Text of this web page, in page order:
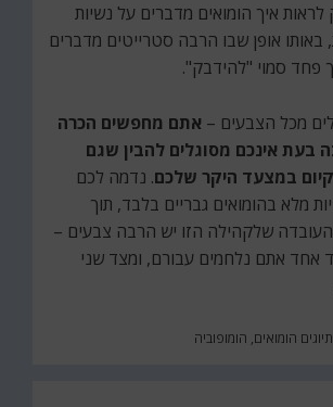
איך הומואים מדברים על נשיות
באותו אופן שבו הרבה סטרייטים מדברים
פחד סמוי "להידבק".
מכל הצבעים – אתם מחפשים הכרה
בעת אינכם מסוגלים להבין שגם
במצעד היקר שלכם. נדמה לכם
מלא בהומואים גבריים בלבד, תוך
שלקהילה הזו יש הרבה צבעים –
אחד אתם נלחמים עבורם, ומצד שני
תיוגים הומואים, הומופוביה